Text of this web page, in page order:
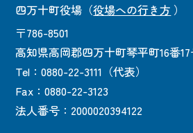
四万十町役場 （役場への行き方 ）
〒786-8501
高知県高岡郡四万十町琴平町16番
Tel：0880-22-3111（代表）
Fax：0880-22-3123
法人番号：2000020394122